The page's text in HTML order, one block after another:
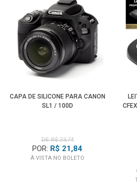
CAPA DE SILICONE PARA CANON
SL1 / 100D
DE: R$ 23,74
POR: R$ 21,84
À VISTA NO BOLETO